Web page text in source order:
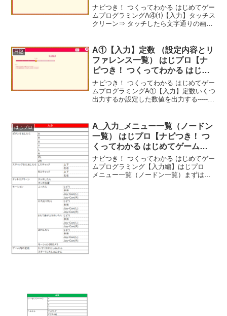
ビつき！ つくってわかる はじめ
てゲームプログラミング】
ナビつき！ つくってわかる はじめてゲー
ムプログラミングA④⑴【入力】タッチス
クリーン⇒ タッチしたら文字通りの画面
---- べんりあつめ。-----
日記
A①【入力】定数 （設定内容とリ
ファレンス一覧） はじプロ【ナ
ビつき！ つくってわかる はじめ
てゲームプログラミング】
ナビつき！ つくってわかる はじめてゲー
ムプログラミングA①【入力】定数いくつ
出力するか設定した数値を出力する-----
はじプロ
A_入力_メニュー一覧（ノードン
一覧） はじプロ【ナビつき！ つ
くってわかる はじめてゲームプ
ログラミング】
ナビつき！ つくってわかる はじめてゲー
ムプログラミング【入力編】はじプロ
メニュー一覧（ノードン一覧）まずは、